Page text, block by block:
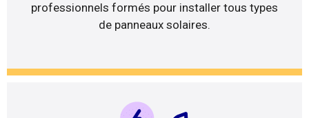
professionnels formés pour installer tous types
de panneaux solaires.